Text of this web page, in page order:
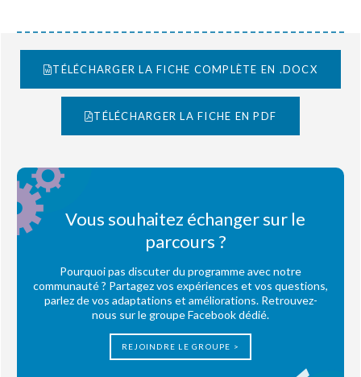
TÉLÉCHARGER LA FICHE COMPLÈTE EN .DOCX
TÉLÉCHARGER LA FICHE EN PDF
Vous souhaitez échanger sur le
parcours ?
Pourquoi pas discuter du programme avec notre
communauté ? Partagez vos expériences et vos questions,
parlez de vos adaptations et améliorations. Retrouvez-
nous sur le groupe Facebook dédié.
REJOINDRE LE GROUPE >